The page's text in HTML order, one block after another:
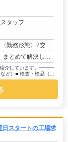
タッフ
冬季・年末年始休暇あり★有給休暇あり※配属先により休日・...
。株式会社京栄センターでは、全国の工場求人をご紹介...
紹介しています。━━━
ど）■ 検査・検品（目
日スタートの工場求